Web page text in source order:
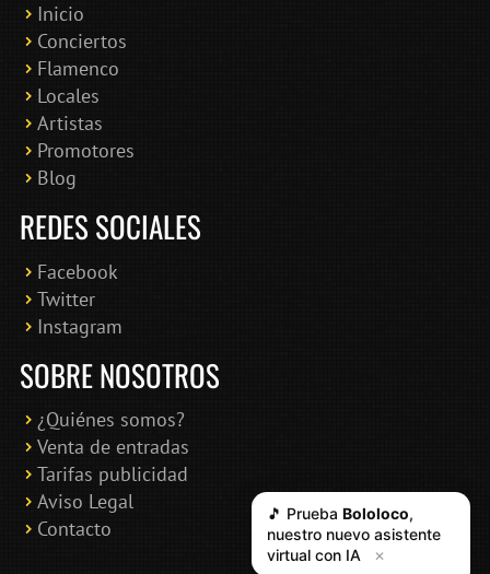
Inicio
Conciertos
Flamenco
Locales
Artistas
Promotores
Blog
REDES SOCIALES
Facebook
Twitter
Instagram
SOBRE NOSOTROS
¿Quiénes somos?
Venta de entradas
Tarifas publicidad
Aviso Legal
Contacto
🎵 Prueba Bololoco,
nuestro nuevo asistente
virtual con IA
✕